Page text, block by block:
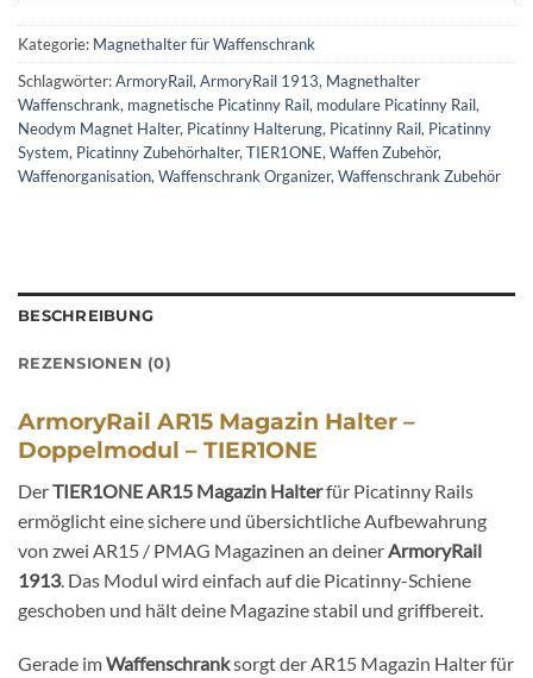
Kategorie: Magnethalter für Waffenschrank
Schlagwörter:ArmoryRail,ArmoryRail 1913, Magnethalter
Waffenschrank, magnetische Picatinny Rail, modulare Picatinny Rail,
Neodym Magnet Halter, Picatinny Halterung, Picatinny Rail, Picatinny
System, Picatinny Zubehörhalter,TIER1ONE,Waffen Zubehör,
Waffenorganisation,Waffenschrank Organizer,Waffenschrank Zubehör
BESCHREIBUNG
REZENSIONEN (0)
ArmoryRail AR15 Magazin Halter –
Doppelmodul – TIER1ONE
DerTIER1ONE AR15 Magazin Halterfür Picatinny Rails
ermöglicht eine sichere und übersichtliche Aufbewahrung
von zwei AR15 / PMAG Magazinen an deiner ArmoryRail
1913. Das Modul wird einfach auf die Picatinny-Schiene
geschoben und hält deine Magazine stabil und griffbereit.
Gerade imWaffenschranksorgt der AR15 Magazin Halter für